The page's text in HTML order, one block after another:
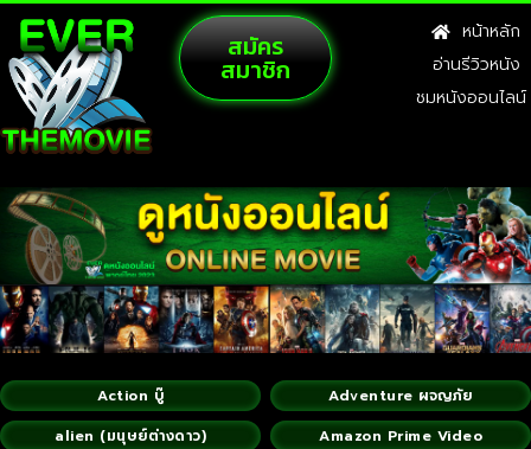
สมัคร
สมาชิก
หน้าหลัก
อ่านรีวิวหนัง
ชมหนังออนไลน์
Action บู๊
Adventure ผจญภัย
alien (มนุษย์ต่างดาว)
Amazon Prime Video